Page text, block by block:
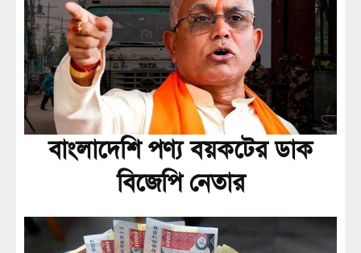
বাংলাদেশি পণ্য বয়কটের ডাক
বিজেপি নেতার